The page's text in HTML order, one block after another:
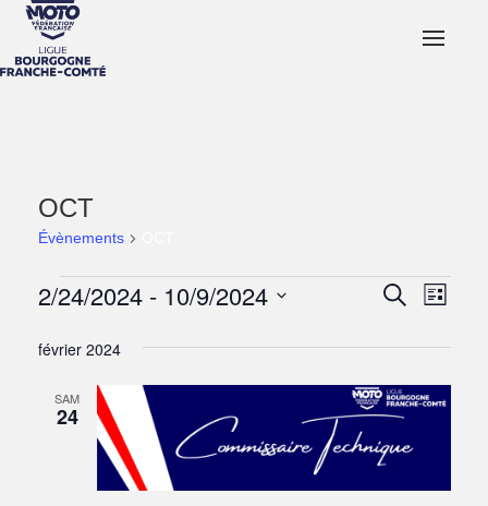
OCT
Évènements
Évènements
et
de
vues
Recherche
Liste
2/24/2024 - 10/9/2024
date.
février 2024
SAM
24